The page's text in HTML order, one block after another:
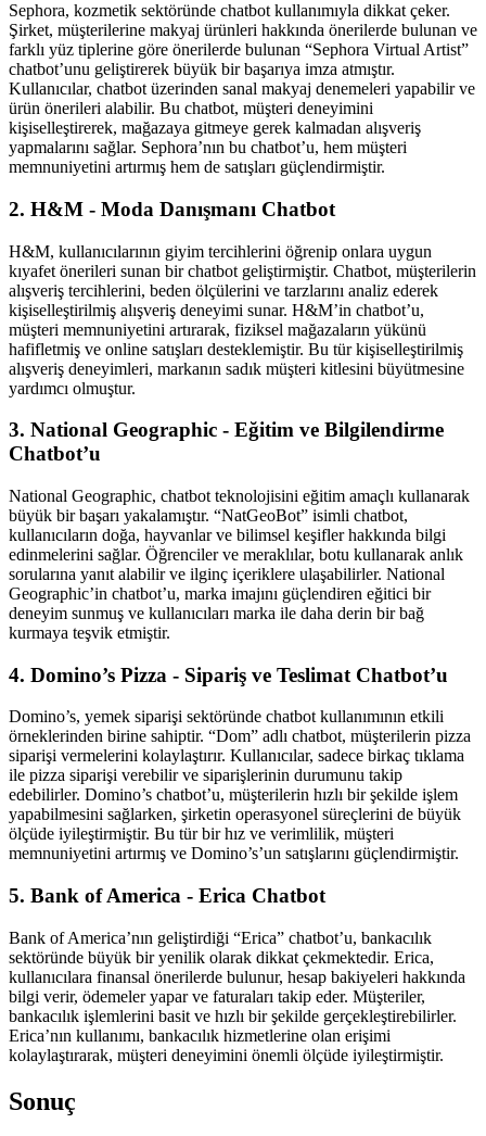
Sephora, kozmetik sektöründe chatbot kullanımıyla dikkat çeker.
Şirket, müşterilerine makyaj ürünleri hakkında önerilerde bulunan ve
farklı yüz tiplerine göre önerilerde bulunan “Sephora Virtual Artist”
chatbot’unu geliştirerek büyük bir başarıya imza atmıştır.
Kullanıcılar, chatbot üzerinden sanal makyaj denemeleri yapabilir ve
ürün önerileri alabilir. Bu chatbot, müşteri deneyimini
kişiselleştirerek, mağazaya gitmeye gerek kalmadan alışveriş
yapmalarını sağlar. Sephora’nın bu chatbot’u, hem müşteri
memnuniyetini artırmış hem de satışları güçlendirmiştir.
2. H&M - Moda Danışmanı Chatbot
H&M, kullanıcılarının giyim tercihlerini öğrenip onlara uygun
kıyafet önerileri sunan bir chatbot geliştirmiştir. Chatbot, müşterilerin
alışveriş tercihlerini, beden ölçülerini ve tarzlarını analiz ederek
kişiselleştirilmiş alışveriş deneyimi sunar. H&M’in chatbot’u,
müşteri memnuniyetini artırarak, fiziksel mağazaların yükünü
hafifletmiş ve online satışları desteklemiştir. Bu tür kişiselleştirilmiş
alışveriş deneyimleri, markanın sadık müşteri kitlesini büyütmesine
yardımcı olmuştur.
3. National Geographic - Eğitim ve Bilgilendirme
Chatbot’u
National Geographic, chatbot teknolojisini eğitim amaçlı kullanarak
büyük bir başarı yakalamıştır. “NatGeoBot” isimli chatbot,
kullanıcıların doğa, hayvanlar ve bilimsel keşifler hakkında bilgi
edinmelerini sağlar. Öğrenciler ve meraklılar, botu kullanarak anlık
sorularına yanıt alabilir ve ilginç içeriklere ulaşabilirler. National
Geographic’in chatbot’u, marka imajını güçlendiren eğitici bir
deneyim sunmuş ve kullanıcıları marka ile daha derin bir bağ
kurmaya teşvik etmiştir.
4. Domino’s Pizza - Sipariş ve Teslimat Chatbot’u
Domino’s, yemek siparişi sektöründe chatbot kullanımının etkili
örneklerinden birine sahiptir. “Dom” adlı chatbot, müşterilerin pizza
siparişi vermelerini kolaylaştırır. Kullanıcılar, sadece birkaç tıklama
ile pizza siparişi verebilir ve siparişlerinin durumunu takip
edebilirler. Domino’s chatbot’u, müşterilerin hızlı bir şekilde işlem
yapabilmesini sağlarken, şirketin operasyonel süreçlerini de büyük
ölçüde iyileştirmiştir. Bu tür bir hız ve verimlilik, müşteri
memnuniyetini artırmış ve Domino’s’un satışlarını güçlendirmiştir.
5. Bank of America - Erica Chatbot
Bank of America’nın geliştirdiği “Erica” chatbot’u, bankacılık
sektöründe büyük bir yenilik olarak dikkat çekmektedir. Erica,
kullanıcılara finansal önerilerde bulunur, hesap bakiyeleri hakkında
bilgi verir, ödemeler yapar ve faturaları takip eder. Müşteriler,
bankacılık işlemlerini basit ve hızlı bir şekilde gerçekleştirebilirler.
Erica’nın kullanımı, bankacılık hizmetlerine olan erişimi
kolaylaştırarak, müşteri deneyimini önemli ölçüde iyileştirmiştir.
Sonuç